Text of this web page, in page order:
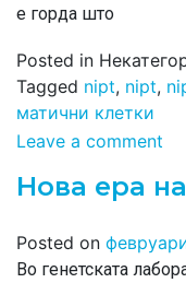
е горда што
Posted in
Tagged nipt, nipt,
матични клетки
Leave a comment
Нова ера
Posted on
Во генетската